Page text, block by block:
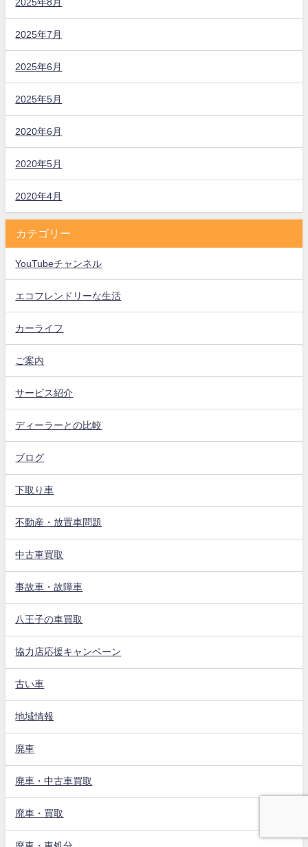
2025年7月
2025年6月
2025年5月
2020年6月
2020年5月
2020年4月
カテゴリー
YouTubeチャンネル
エコフレンドリーな生活
カーライフ
ご案内
サービス紹介
ディーラーとの比較
ブログ
下取り車
不動産・放置車問題
中古車買取
事故車・故障車
八王子の車買取
協力店応援キャンペーン
古い車
地域情報
廃車
廃車・中古車買取
廃車・買取